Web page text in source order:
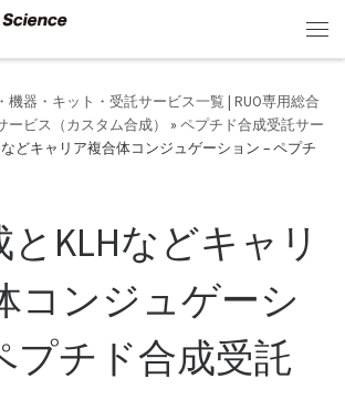
プ
機器・キット・受託サービス一覧 | RUO専用総合
ービス（カスタム合成） » ペプチド合成受託サー
などキャリア複合体コンジュゲーション – ペプチ
とKLHなどキャリ
コンジュゲーシ
プチド合成受託